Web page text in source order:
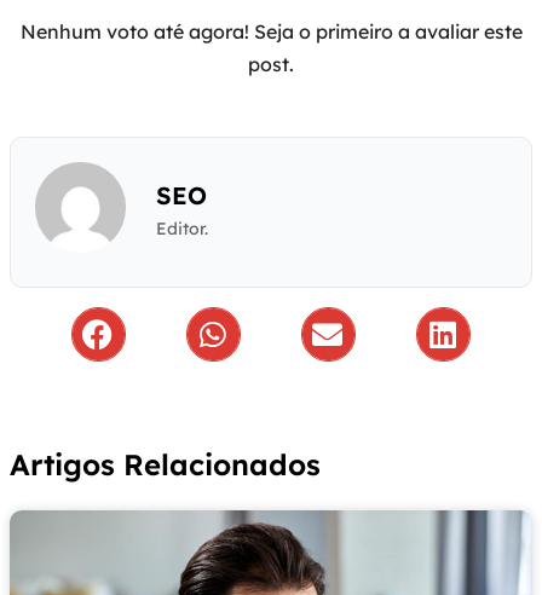
Nenhum voto até agora! Seja o primeiro a avaliar este
post.
SEO
Editor.
Artigos Relacionados